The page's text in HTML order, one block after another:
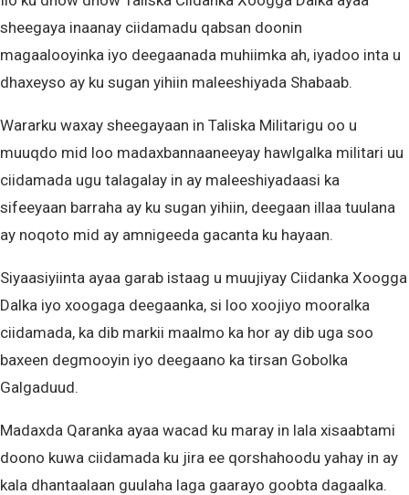
sheegaya inaanay ciidamadu qabsan doonin
magaalooyinka iyo deegaanada muhiimka ah, iyadoo inta u
dhaxeyso ay ku sugan yihiin maleeshiyada Shabaab.
Wararku waxay sheegayaan in Taliska Militarigu oo u
muuqdo mid loo madaxbannaaneeyay hawlgalka militari uu
ciidamada ugu talagalay in ay maleeshiyadaasi ka
sifeeyaan barraha ay ku sugan yihiin, deegaan illaa tuulana
ay noqoto mid ay amnigeeda gacanta ku hayaan.
Siyaasiyiinta ayaa garab istaag u muujiyay Ciidanka Xoogga
Dalka iyo xoogaga deegaanka, si loo xoojiyo mooralka
ciidamada, ka dib markii maalmo ka hor ay dib uga soo
baxeen degmooyin iyo deegaano ka tirsan Gobolka
Galgaduud.
Madaxda Qaranka ayaa wacad ku maray in lala xisaabtami
doono kuwa ciidamada ku jira ee qorshahoodu yahay in ay
kala dhantaalaan guulaha laga gaarayo goobta dagaalka.